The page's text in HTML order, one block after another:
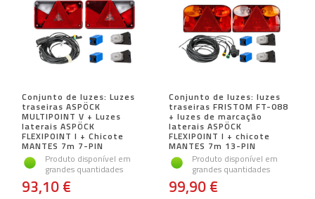
Conjunto de luzes: Luzes
traseiras ASPÖCK
MULTIPOINT V + Luzes
laterais ASPÖCK
FLEXIPOINT I + Chicote
MANTES 7m 7-PIN
Produto disponível em
grandes quantidades
93,10 €
Conjunto de luzes: luzes
traseiras FRISTOM FT-088
+ luzes de marcação
laterais ASPÖCK
FLEXIPOINT I + chicote
MANTES 7m 13-PIN
Produto disponível em
grandes quantidades
99,90 €